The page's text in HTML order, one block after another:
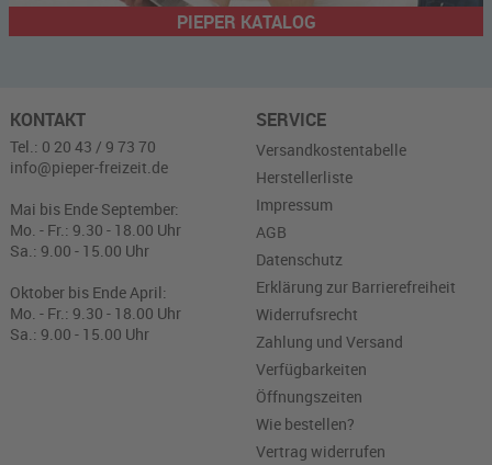
PIEPER KATALOG
KONTAKT
Tel.: 0 20 43 / 9 73 70
info@pieper-freizeit.de
Mai bis Ende September:
Mo. - Fr.: 9.30 - 18.00 Uhr
Sa.: 9.00 - 15.00 Uhr
Oktober bis Ende April:
Mo. - Fr.: 9.30 - 18.00 Uhr
Sa.: 9.00 - 15.00 Uhr
SERVICE
Versandkostentabelle
Herstellerliste
Impressum
AGB
Datenschutz
Erklärung zur Barrierefreiheit
Widerrufsrecht
Zahlung und Versand
Verfügbarkeiten
Öffnungszeiten
Wie bestellen?
Vertrag widerrufen